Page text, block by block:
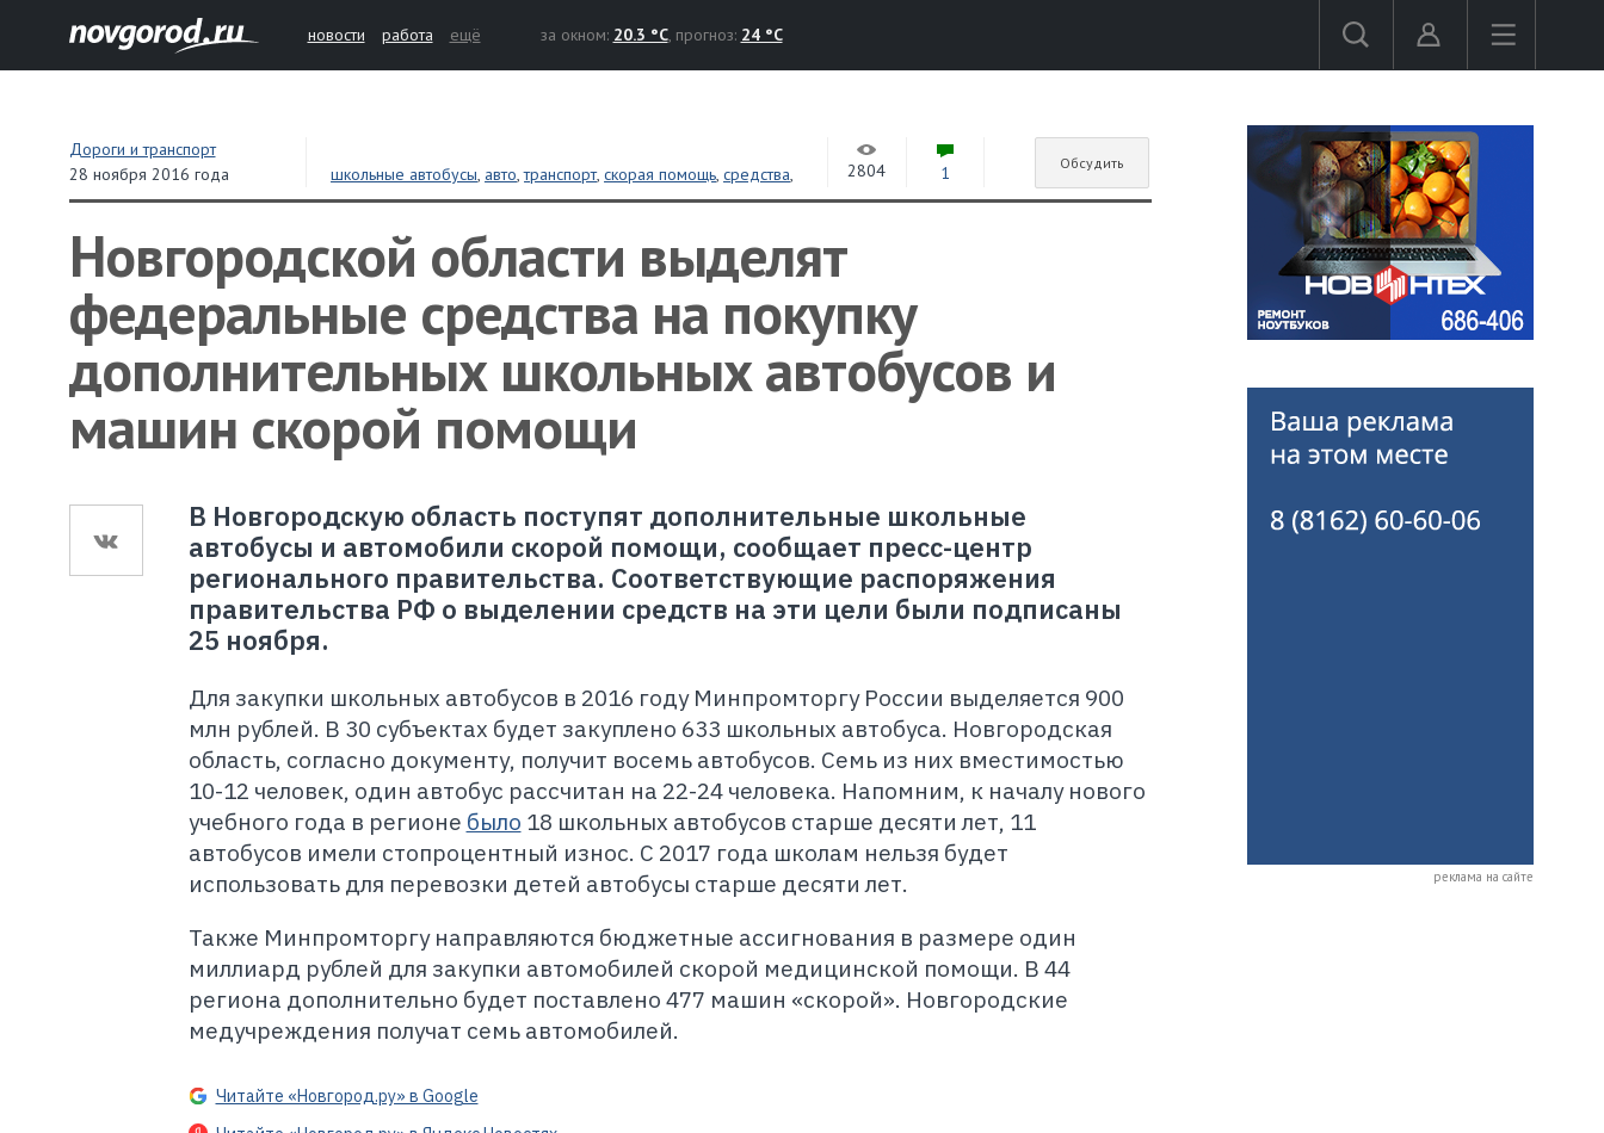
новости работа ещё за окном: 20.3 °C, прогноз: 24 °C
Дороги и транспорт
28 ноября 2016 года
школьные автобусы, авто,транспорт,скорая помощь,средства,
финансы,бюджет
2804 1 Обсудить
Новгородской области выделят
федеральные средства на покупку
дополнительных школьных автобусов и
машин скорой помощи
В Новгородскую область поступят дополнительные школьные
автобусы и автомобили скорой помощи, сообщает пресс-центр
регионального правительства. Соответствующие распоряжения
правительства РФ о выделении средств на эти цели были подписаны
25 ноября.
Для закупки школьных автобусов в 2016 году Минпромторгу России выделяется 900
млн рублей. В 30 субъектах будет закуплено 633 школьных автобуса. Новгородская
область, согласно документу, получит восемь автобусов. Семь из них вместимостью
10-12 человек, один автобус рассчитан на 22-24 человека. Напомним, к началу нового
учебного года в регионе было 18 школьных автобусов старше десяти лет, 11
автобусов имели стопроцентный износ. С 2017 года школам нельзя будет
использовать для перевозки детей автобусы старше десяти лет.
Также Минпромторгу направляются бюджетные ассигнования в размере один
миллиард рублей для закупки автомобилей скорой медицинской помощи. В 44
региона дополнительно будет поставлено 477 машин «скорой». Новгородские
медучреждения получат семь автомобилей.
Читайте «Новгород.ру» в Google
реклама на сайте